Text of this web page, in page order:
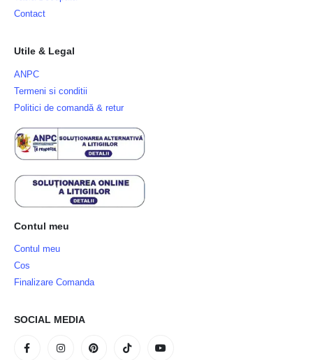
Contact
Utile & Legal
ANPC
Termeni si conditii
Politici de comandă & retur
Contul meu
Contul meu
Cos
Finalizare Comanda
SOCIAL MEDIA